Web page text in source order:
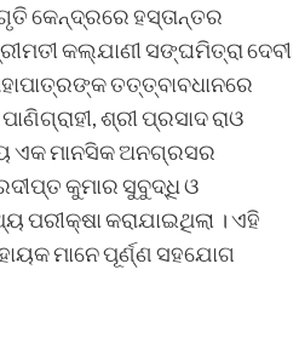
କେନ୍ଦ୍ରରେ ହସ୍ତାନ୍ତର
କଲ୍ଯାଣୀ ସଙ୍ଘମିତ୍ରା ଦେବୀ
ତତ୍ତ୍ବାବଧାନରେ
ଶ୍ରୀ ପ୍ରସାଦ ରାଓ
ଏକ ମାନସିକ ଅନଗ୍ରସର
କୁମାର ସୁବୁଦ୍ଧି ଓ
ପରୀକ୍ଷା କରାଯାଇଥିଲା । ଏହି
ମାନେ ପୂର୍ଣ୍ଣ ସହଯୋଗ